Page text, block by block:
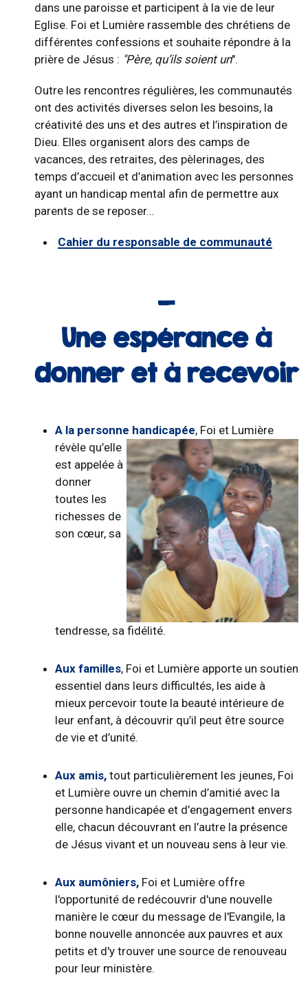
dans une paroisse et participent à la vie de leur
Eglise. Foi et Lumière rassemble des chrétiens de
différentes confessions et souhaite répondre à la
prière de Jésus : "Père, qu’ils soient un".
Outre les rencontres régulières, les communautés
ont des activités diverses selon les besoins, la
créativité des uns et des autres et l’inspiration de
Dieu. Elles organisent alors des camps de
vacances, des retraites, des pèlerinages, des
temps d’accueil et d’animation avec les personnes
ayant un handicap mental afin de permettre aux
parents de se reposer…
Cahier du responsable de communauté
Une espérance à
donner et à recevoir
A la personne handicapée, Foi et Lumière
révèle qu’elle
est appelée à
donner
toutes les
richesses de
son cœur, sa
tendresse, sa fidélité.
Aux familles, Foi et Lumière apporte un soutien
essentiel dans leurs difficultés, les aide à
mieux percevoir toute la beauté intérieure de
leur enfant, à découvrir qu’il peut être source
de vie et d’unité.
Aux amis, tout particulièrement les jeunes, Foi
et Lumière ouvre un chemin d’amitié avec la
personne handicapée et d’engagement envers
elle, chacun découvrant en l’autre la présence
de Jésus vivant et un nouveau sens à leur vie.
Aux aumôniers, Foi et Lumière offre
l'opportunité de redécouvrir d'une nouvelle
manière le cœur du message de l'Evangile, la
bonne nouvelle annoncée aux pauvres et aux
petits et d'y trouver une source de renouveau
pour leur ministère.